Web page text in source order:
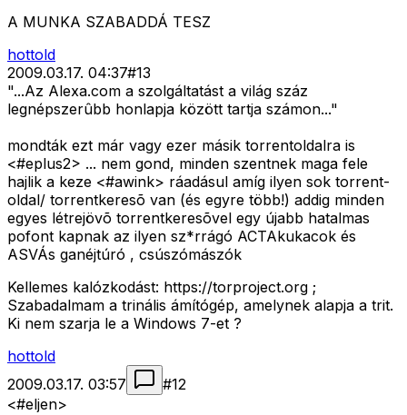
A MUNKA SZABADDÁ TESZ
hottold
2009.03.17. 04:37#13
"...Az Alexa.com a szolgáltatást a világ száz
legnépszerûbb honlapja között tartja számon..."
mondták ezt már vagy ezer másik torrentoldalra is
<#eplus2> ... nem gond, minden szentnek maga fele
hajlik a keze <#awink> ráadásul amíg ilyen sok torrent-
oldal/ torrentkeresõ van (és egyre több!) addig minden
egyes létrejövõ torrentkeresõvel egy újabb hatalmas
pofont kapnak az ilyen sz*rrágó ACTAkukacok és
ASVÁs ganéjtúró , csúszómászók
Kellemes kalózkodást: https://torproject.org ;
Szabadalmam a trinális ámítógép, amelynek alapja a trit.
Ki nem szarja le a Windows 7-et ?
hottold
2009.03.17. 03:57
#12
<#eljen>